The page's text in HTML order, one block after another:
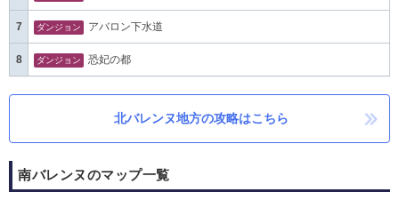
7 ダンジョン アバロン下水道
8 ダンジョン 恐妃の都
北バレンヌ地方の攻略はこちら
南バレンヌのマップ一覧